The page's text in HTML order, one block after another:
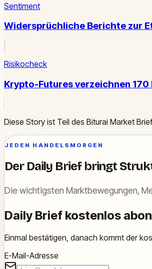
Sentiment
Widersprüchliche Berichte zur
Risikocheck
Krypto-Futures verzeichnen
Diese Story ist Teil des Biturai Market
JEDEN HANDELSMORGEN
Der Daily Brief bringt
Die wichtigsten Marktbewegungen,
Daily Brief kostenlos
Einmal bestätigen, danach kommt der
E-Mail-Adresse